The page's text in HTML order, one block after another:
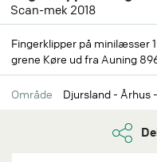
Scan-mek 2018
Fingerklipper på minilæsser
grene Køre ud fra Auning
Område Djursland - Århus